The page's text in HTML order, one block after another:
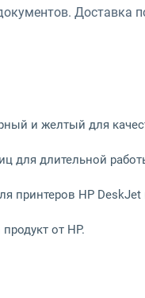
Доставка
и желтый для
для длительной
принтеров HP DeskJet
от HP.